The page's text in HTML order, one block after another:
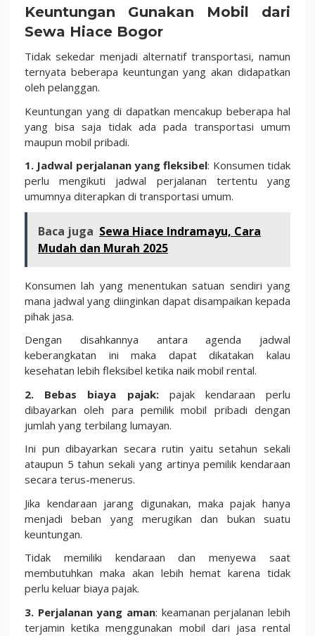
Keuntungan Gunakan Mobil dari
Sewa Hiace Bogor
Tidak sekedar menjadi alternatif transportasi, namun
ternyata beberapa keuntungan yang akan didapatkan
oleh pelanggan.
Keuntungan yang di dapatkan mencakup beberapa hal
yang bisa saja tidak ada pada transportasi umum
maupun mobil pribadi.
1. Jadwal perjalanan yang fleksibel: Konsumen tidak
perlu mengikuti jadwal perjalanan tertentu yang
umumnya diterapkan di transportasi umum.
Baca juga Sewa Hiace Indramayu, Cara
Mudah dan Murah 2025
Konsumen lah yang menentukan satuan sendiri yang
mana jadwal yang diinginkan dapat disampaikan kepada
pihak jasa.
Dengan disahkannya antara agenda jadwal
keberangkatan ini maka dapat dikatakan kalau
kesehatan lebih fleksibel ketika naik mobil rental.
2. Bebas biaya pajak:pajak kendaraan perlu
dibayarkan oleh para pemilik mobil pribadi dengan
jumlah yang terbilang lumayan.
Ini pun dibayarkan secara rutin yaitu setahun sekali
ataupun 5 tahun sekali yang artinya pemilik kendaraan
secara terus-menerus.
Jika kendaraan jarang digunakan, maka pajak hanya
menjadi beban yang merugikan dan bukan suatu
keuntungan.
Tidak memiliki kendaraan dan menyewa saat
membutuhkan maka akan lebih hemat karena tidak
perlu keluar biaya pajak.
3. Perjalanan yang aman: keamanan perjalanan lebih
terjamin ketika menggunakan mobil dari jasa rental